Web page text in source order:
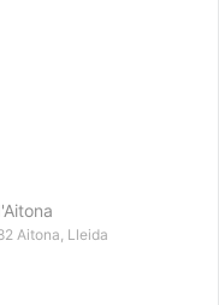
Aitona, Lleida